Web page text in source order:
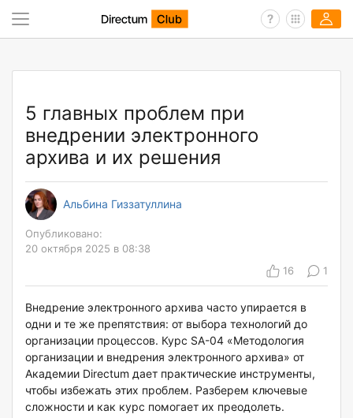
5 главных проблем при
внедрении электронного
архива и их решения
Альбина Гиззатуллина
Опубликовано:
20 октября 2025 в 08:38
16
1
Внедрение электронного архива часто упирается в
одни и те же препятствия: от выбора технологий до
организации процессов. Курс SA-04 «Методология
организации и внедрения электронного архива» от
Академии Directum дает практические инструменты,
чтобы избежать этих проблем. Разберем ключевые
сложности и как курс помогает их преодолеть.